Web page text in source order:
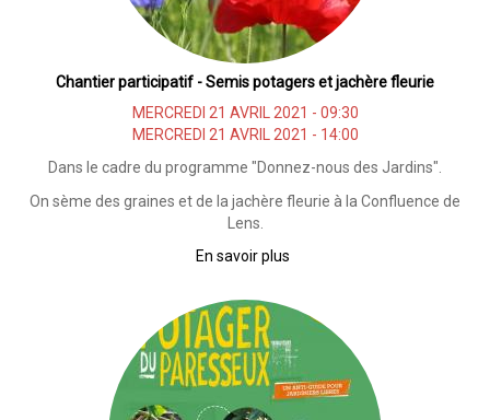
Chantier participatif - Semis potagers et jachère fleurie
MERCREDI 21 AVRIL 2021 - 09:30
MERCREDI 21 AVRIL 2021 - 14:00
Dans le cadre du programme "Donnez-nous des Jardins".
On sème des graines et de la jachère fleurie à la Confluence de
Lens.
En savoir plus
Semis
potagers
et